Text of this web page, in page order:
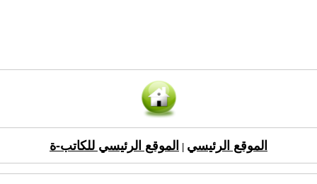
الموقع الرئيسي الموقع الرئيسي للكاتب-ة